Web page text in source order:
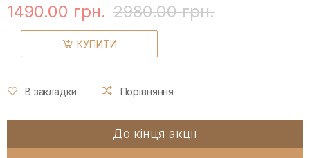
1490.00 грн. 2980.00 грн.
КУПИТИ
В закладки Порівняння
До кінця акції